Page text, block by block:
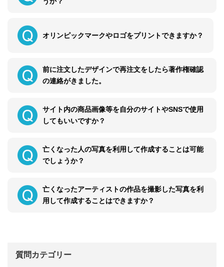
オリンピックマークやロゴをプリントできますか？
前に注文したデザインで再注文をしたら著作権確認
の連絡がきました。
サイト内の商品画像等を自分のサイトやSNSで使用
してもいいですか？
亡くなった人の写真を利用して作成することは可能
でしょうか？
亡くなったアーティストの作品を撮影した写真を利
用して作成することはできますか？
質問カテゴリー